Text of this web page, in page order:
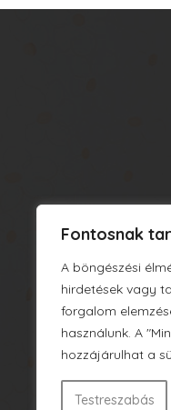
Fontosnak
A böngészési
hirdetések vagy
forgalom
használunk. A
hozzájárulhat a
Testreszabás
06
06 1